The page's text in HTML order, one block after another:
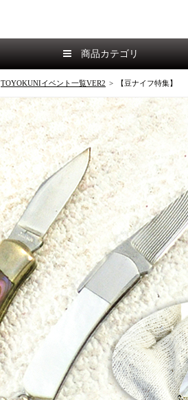
商品カテゴリ
TOYOKUNIイベント一覧VER2 > 【豆ナイフ特集】